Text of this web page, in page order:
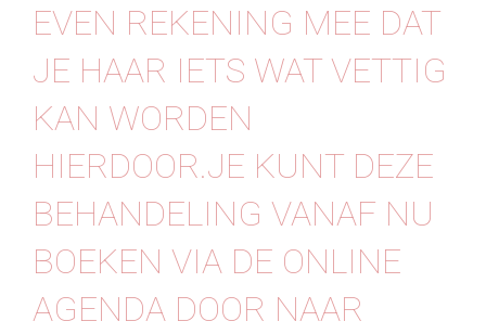
EVEN REKENING MEE DAT
JE HAAR IETS WAT VETTIG
KAN WORDEN
HIERDOOR.JE KUNT DEZE
BEHANDELING VANAF NU
BOEKEN VIA DE ONLINE
AGENDA DOOR NAAR